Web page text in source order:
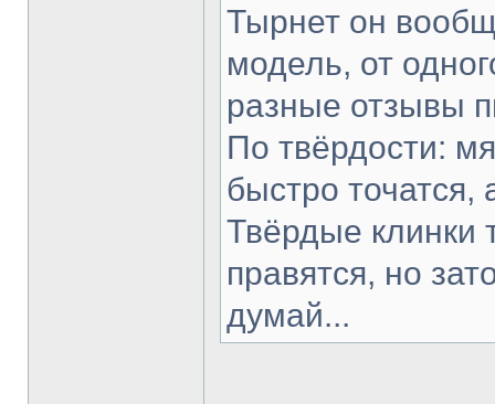
Тырнет он
модель, от
разные отзывы
По твёрдости:
быстро точатся,
Твёрдые клинки
правятся, но
думай...